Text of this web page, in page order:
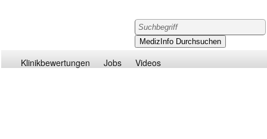
Klinikbewertungen Jobs Videos